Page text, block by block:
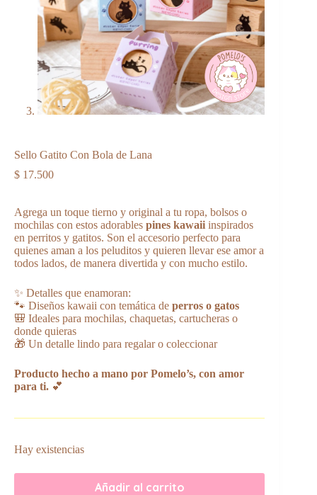
Sello Gatito Con Bola de Lana
$ 17.500
Agrega un toque tierno y original a tu ropa, bolsos o
mochilas con estos adorables pines kawaii inspirados
en perritos y gatitos. Son el accesorio perfecto para
quienes aman a los peluditos y quieren llevar ese amor a
todos lados, de manera divertida y con mucho estilo.
✨ Detalles que enamoran:
🐾 Diseños kawaii con temática de perros o gatos
🎒 Ideales para mochilas, chaquetas, cartucheras o
donde quieras
🎁 Un detalle lindo para regalar o coleccionar
Producto hecho a mano por Pomelo’s, con amor
para ti. 💕
Hay existencias
Añadir al carrito